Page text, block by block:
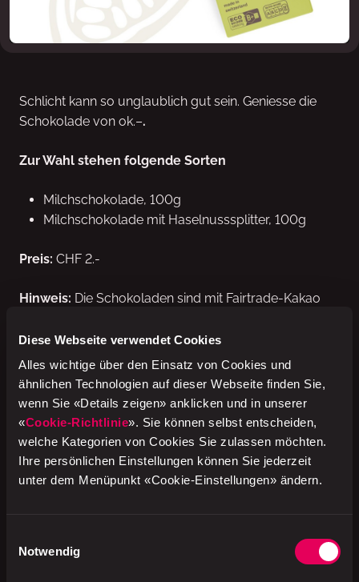
Diese Webseite verwendet Cookies
Alles wichtige über den Einsatz von Cookies und
ähnlichen Technologien auf dieser Webseite finden Sie,
wenn Sie «Details zeigen» anklicken und in unserer
«Cookie-Richtlinie». Sie können selbst entscheiden,
welche Kategorien von Cookies Sie zulassen möchten.
Ihre persönlichen Einstellungen können Sie jederzeit
unter dem Menüpunkt «Cookie-Einstellungen» ändern.
Notwendig
Schlicht kann so unglaublich gut sein. Geniesse die
Schokolade von ok.–.
Zur Wahl stehen folgende Sorten
Milchschokolade, 100g
Milchschokolade mit Haselnusssplitter, 100g
Preis: CHF 2.-
Hinweis: Die Schokoladen sind mit Fairtrade-Kakao
www.fairtrademaxhavelaar.ch
Erhältlich
in den Verkaufsstellen vonavecundk kioskin der
Schweiz. Solange Vorrat.
ok.–